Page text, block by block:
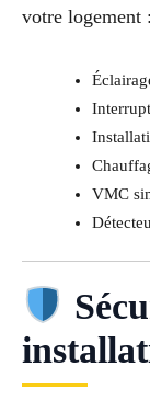
votre logement :
VMC